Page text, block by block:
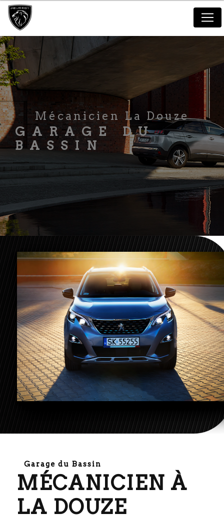
Mécanicien La Douze
GARAGE DU
BASSIN
Garage du Bassin
MÉCANICIEN À
LA DOUZE
Panneau de gestion des cookies